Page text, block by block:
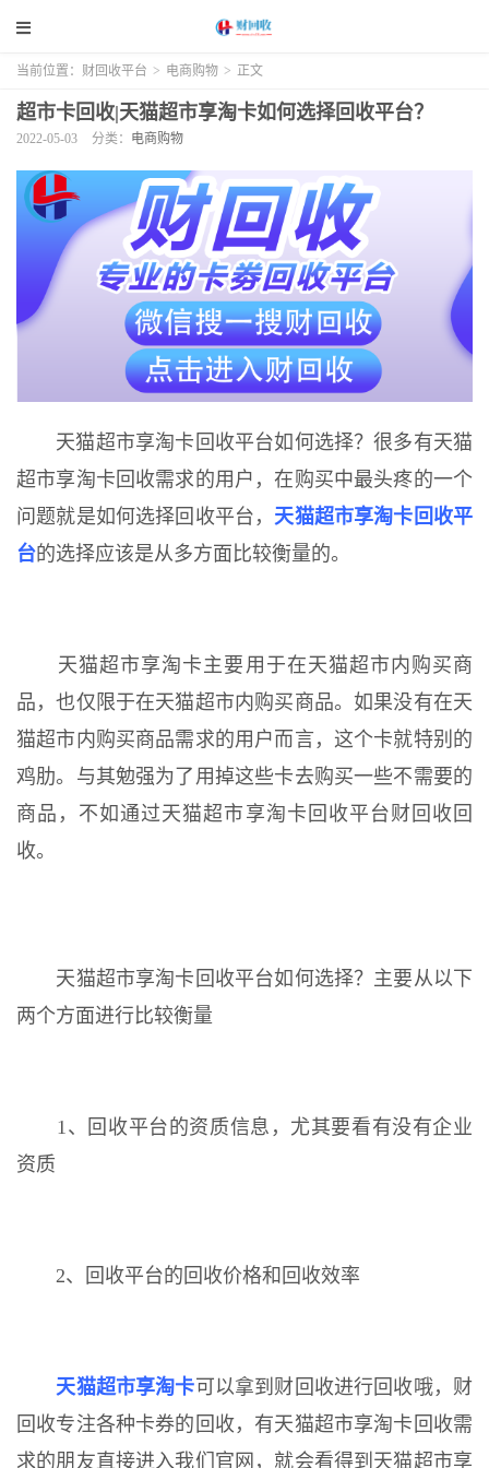
当前位置： 财回收平台 > 电商购物 > 正文
超市卡回收|天猫超市享淘卡如何选择回收平台？
2022-05-03 分类： 电商购物
天猫超市享淘卡回收平台如何选择？很多有天猫
超市享淘卡回收需求的用户，在购买中最头疼的一个
问题就是如何选择回收平台， 天猫超市享淘卡回收平
台的选择应该是从多方面比较衡量的。
天猫超市享淘卡主要用于在天猫超市内购买商
品，也仅限于在天猫超市内购买商品。如果没有在天
猫超市内购买商品需求的用户而言，这个卡就特别的
鸡肋。与其勉强为了用掉这些卡去购买一些不需要的
商品，不如通过天猫超市享淘卡回收平台财回收回
收。
天猫超市享淘卡回收平台如何选择？主要从以下
两个方面进行比较衡量
1、回收平台的资质信息，尤其要看有没有企业
资质
2、回收平台的回收价格和回收效率
天猫超市享淘卡可以拿到财回收进行回收哦，财
回收专注各种卡券的回收，有天猫超市享淘卡回收需
求的朋友直接进入我们官网，就会看得到天猫超市享